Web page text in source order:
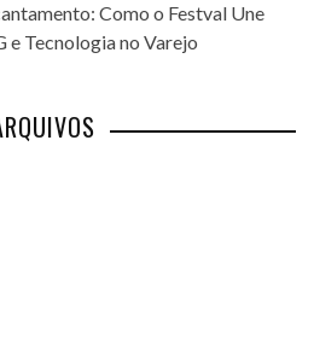
Como o Festval Une
e Tecnologia no Varejo